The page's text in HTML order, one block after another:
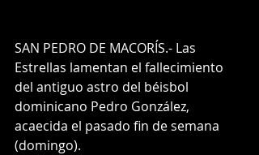
SAN PEDRO DE MACORÍS.- Las
Estrellas lamentan el fallecimiento
del antiguo astro del béisbol
dominicano Pedro González,
acaecida el pasado fin de semana
(domingo).